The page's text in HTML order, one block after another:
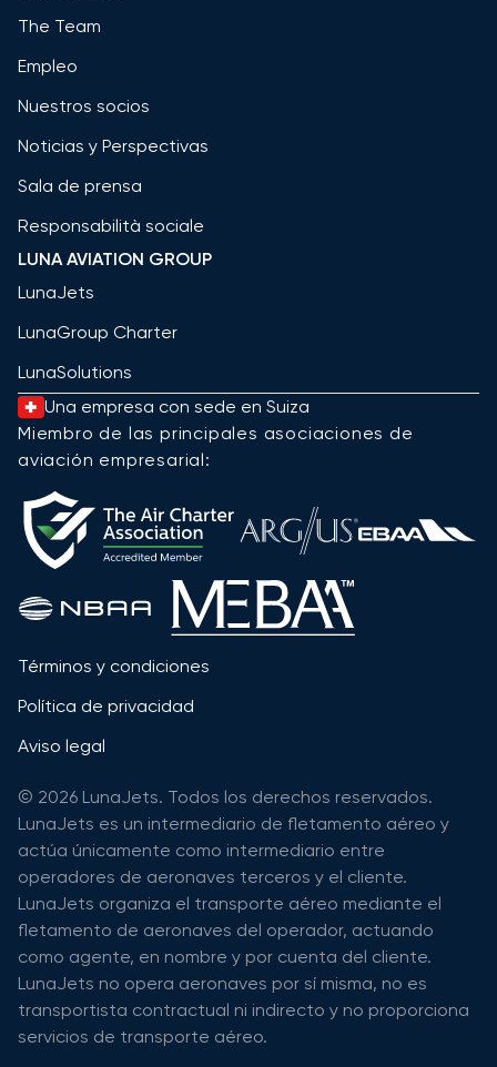
The Team
Empleo
Nuestros socios
Noticias y Perspectivas
Sala de prensa
Responsabilità sociale
LUNA AVIATION GROUP
LunaJets
LunaGroup Charter
LunaSolutions
Una empresa con sede en Suiza
Miembro de las principales asociaciones de
aviación empresarial:
Términos y condiciones
Política de privacidad
Aviso legal
© 2026 LunaJets. Todos los derechos reservados.
LunaJets es un intermediario de fletamento aéreo y
actúa únicamente como intermediario entre
operadores de aeronaves terceros y el cliente.
LunaJets organiza el transporte aéreo mediante el
fletamento de aeronaves del operador, actuando
como agente, en nombre y por cuenta del cliente.
LunaJets no opera aeronaves por sí misma, no es
transportista contractual ni indirecto y no proporciona
servicios de transporte aéreo.